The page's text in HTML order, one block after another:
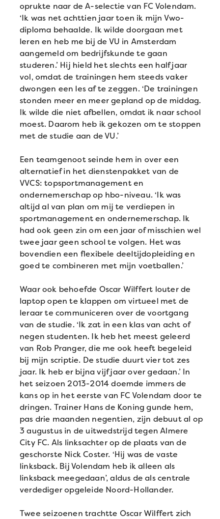
oprukte naar de A-selectie van FC Volendam.
‘Ik was net achttien jaar toen ik mijn Vwo-
diploma behaalde. Ik wilde doorgaan met
leren en heb me bij de VU in Amsterdam
aangemeld om bedrijfskunde te gaan
studeren.’ Hij hield het slechts een half jaar
vol, omdat de trainingen hem steeds vaker
dwongen een les af te zeggen. ‘De trainingen
stonden meer en meer gepland op de middag.
Ik wilde die niet afbellen, omdat ik naar school
moest. Daarom heb ik gekozen om te stoppen
met de studie aan de VU.’
Een teamgenoot seinde hem in over een
alternatief in het dienstenpakket van de
VVCS: topsportmanagement en
ondernemerschap op hbo-niveau. ‘Ik was
altijd al van plan om mij te verdiepen in
sportmanagement en ondernemerschap. Ik
had ook geen zin om een jaar of misschien wel
twee jaar geen school te volgen. Het was
bovendien een flexibele deeltijdopleiding en
goed te combineren met mijn voetballen.’
Waar ook behoefde Oscar Wilffert louter de
laptop open te klappen om virtueel met de
leraar te communiceren over de voortgang
van de studie. ‘Ik zat in een klas van acht of
negen studenten. Ik heb het meest geleerd
van Rob Pranger, die me ook heeft begeleid
bij mijn scriptie. De studie duurt vier tot zes
jaar. Ik heb er bijna vijf jaar over gedaan.’ In
het seizoen 2013-2014 doemde immers de
kans op in het eerste van FC Volendam door te
dringen. Trainer Hans de Koning gunde hem,
pas drie maanden negentien, zijn debuut al op
3 augustus in de uitwedstrijd tegen Almere
City FC. Als linksachter op de plaats van de
geschorste Nick Coster. ‘Hij was de vaste
linksback. Bij Volendam heb ik alleen als
linksback meegedaan’, aldus de als centrale
verdediger opgeleide Noord-Hollander.
Twee seizoenen trachtte Oscar Wilffert zich